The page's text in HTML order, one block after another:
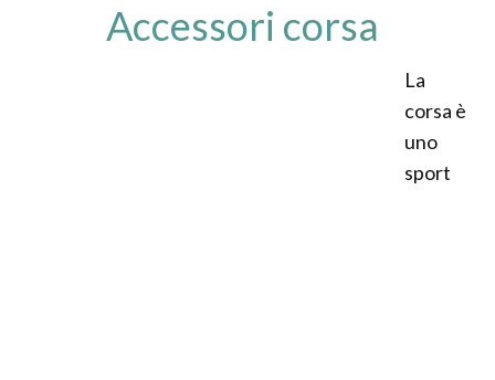
Accessori corsa
La
corsa è
uno
sport